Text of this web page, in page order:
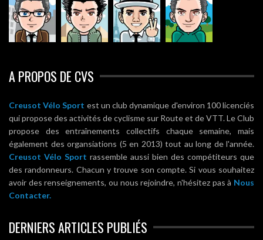
A PROPOS DE CVS
Creusot Vélo Sport est un club dynamique d'environ 100 licenciés
qui propose des activités de cyclisme sur Route et de VTT. Le Club
propose des entraînements collectifs chaque semaine, mais
également des organsiations (5 en 2013) tout au long de l'année.
Creusot Vélo Sport rassemble aussi bien des compétiteurs que
des randonneurs. Chacun y trouve son compte. Si vous souhaitez
avoir des renseignements, ou nous rejoindre, n'hésitez pas à Nous
Contacter.
DERNIERS ARTICLES PUBLIÉS